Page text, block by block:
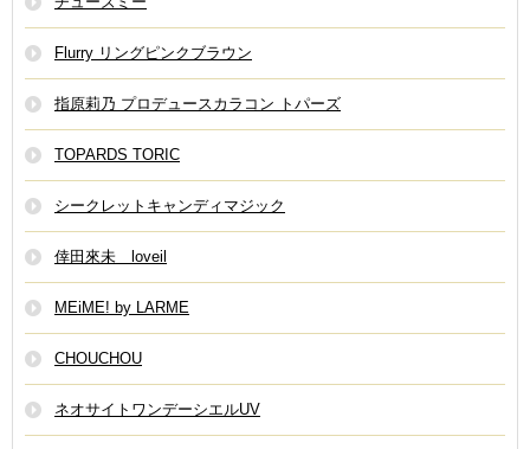
Flurry リングピンクブラウン
指原莉乃 プロデュースカラコン トパーズ
TOPARDS TORIC
シークレットキャンディマジック
倖田來未 loveil
MEiME! by LARME
CHOUCHOU
ネオサイトワンデーシエルUV